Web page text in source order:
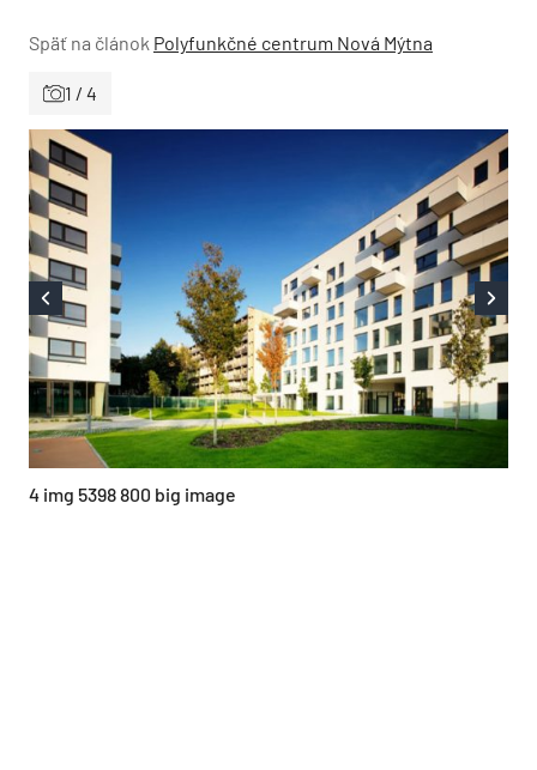
Späť na článok Polyfunkčné centrum Nová Mýtna
1 / 4
4 img 5398 800 big image